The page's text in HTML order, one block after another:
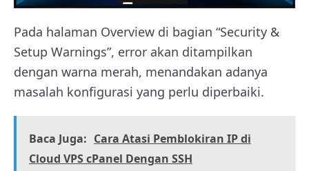
Pada halaman Overview di bagian “Security &
Setup Warnings”, error akan ditampilkan
dengan warna merah, menandakan adanya
masalah konfigurasi yang perlu diperbaiki.
Baca Juga: Cara Atasi Pemblokiran IP di
Cloud VPS cPanel Dengan SSH